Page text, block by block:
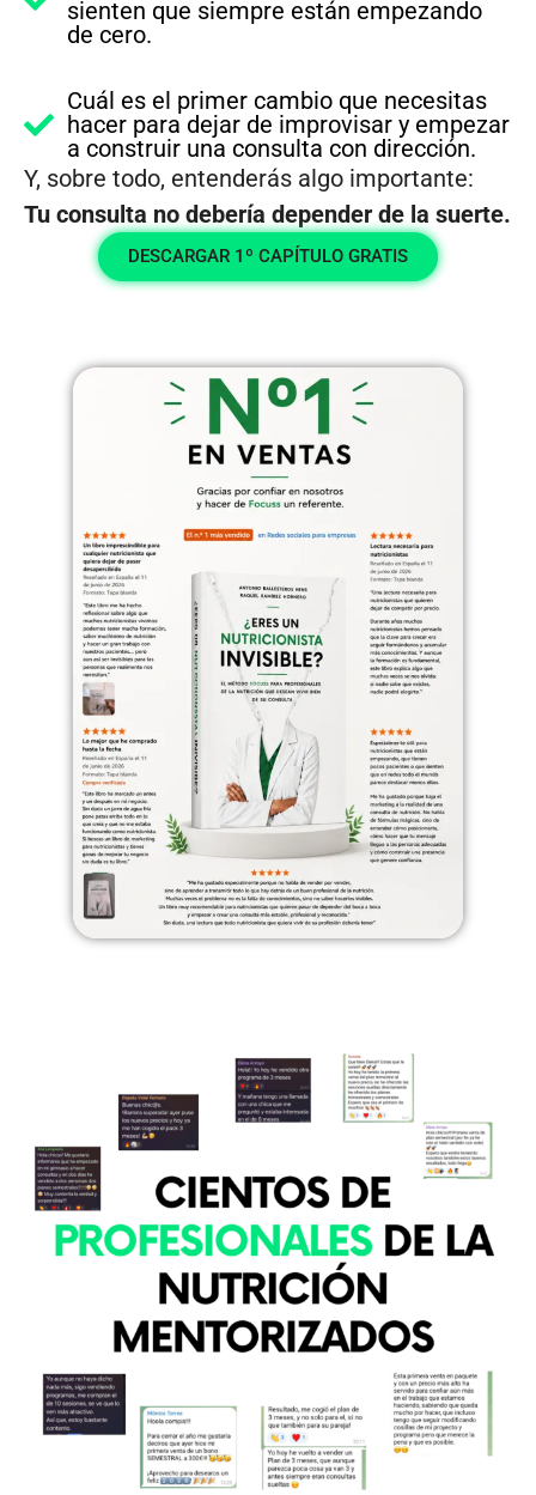
sienten que siempre están empezando
de cero.
Cuál es el primer cambio que necesitas
hacer para dejar de improvisar y empezar
a construir una consulta con dirección.
Y, sobre todo, entenderás algo importante:
Tu consulta no debería depender de la suerte.
DESCARGAR 1º CAPÍTULO GRATIS